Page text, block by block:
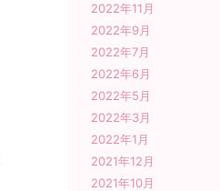
2022年11月
2022年9月
2022年7月
2022年6月
2022年5月
2022年3月
2022年1月
2021年12月
2021年10月